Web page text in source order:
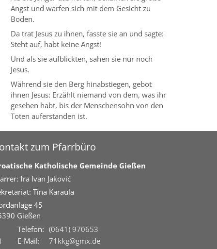
Angst und warfen sich mit dem Gesicht zu
Boden.
Da trat Jesus zu ihnen, fasste sie an und sagte:
Steht auf, habt keine Angst!
Und als sie aufblickten, sahen sie nur noch
Jesus.
Während sie den Berg hinabstiegen, gebot
ihnen Jesus: Erzählt niemand von dem, was ihr
gesehen habt, bis der Menschensohn von den
Toten auferstanden ist.
zum Pfarrbüro
Katholische Gemeinde Gießen
fra Ivan Jaković
Tina Karaula
45
Gießen
Telefon: (0641) 970653
E-Mail:
71kkg@gmx.de